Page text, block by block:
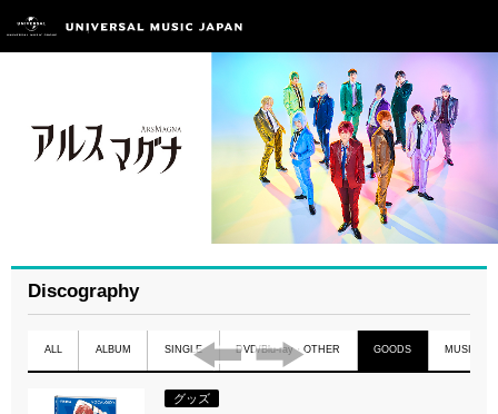
Discography
ALL ALBUM SINGLE DVD/Blu-ray・OTHER GOODS MUSIC
グッズ